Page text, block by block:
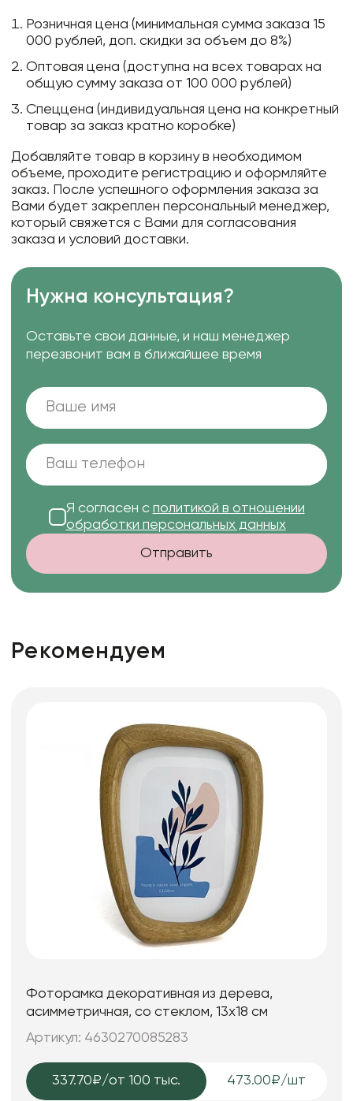
Розничная цена (минимальная сумма заказа 15
000 рублей, доп. скидки за объем до 8%)
Оптовая цена (доступна на всех товарах на
общую сумму заказа от 100 000 рублей)
Спеццена (индивидуальная цена на конкретный
товар за заказ кратно коробке)
Добавляйте товар в корзину в необходимом
объеме, проходите регистрацию и оформляйте
заказ. После успешного оформления заказа за
Вами будет закреплен персональный менеджер,
который свяжется с Вами для согласования
заказа и условий доставки.
Нужна консультация?
Оставьте свои данные, и наш менеджер
перезвонит вам в ближайшее время
Я согласен с политикой в отношении
обработки персональных данных
Отправить
Рекомендуем
Фоторамка декоративная из дерева,
асимметричная, со стеклом, 13x18 см
Артикул: 4630270085283
337.70₽/от 100 тыс. 473.00₽/шт